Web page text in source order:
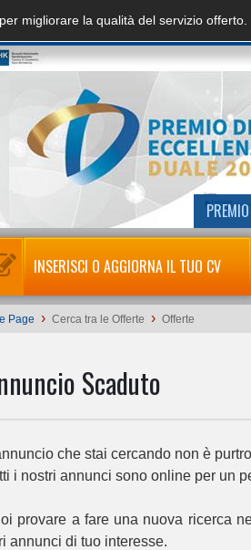
INSERISCI O AGGIORNA IL TUO CV
Page › Cerca tra le Offerte › Offerte
Scaduto
che stai cercando non è
i nostri annunci sono online per un
provare a fare una nuova ricerca
annunci di tuo interesse.
migliorare la qualità del servizio